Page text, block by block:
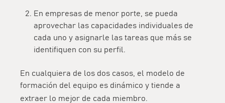
En empresas de menor porte, se pueda
aprovechar las capacidades individuales de
cada uno y asignarle las tareas que más se
identifiquen con su perfil.
En cualquiera de los dos casos, el modelo de
formación del equipo es dinámico y tiende a
extraer lo mejor de cada miembro.